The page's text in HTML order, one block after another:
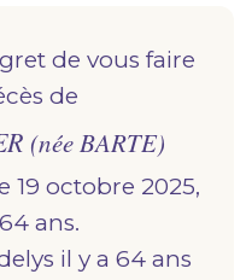
l'hommage du
spécialisées.
de vous faire
de
(née BARTE)
19 octobre 2025,
ans.
il y a 64 ans